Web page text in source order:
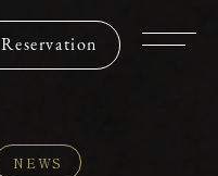
Reservation
NEWS